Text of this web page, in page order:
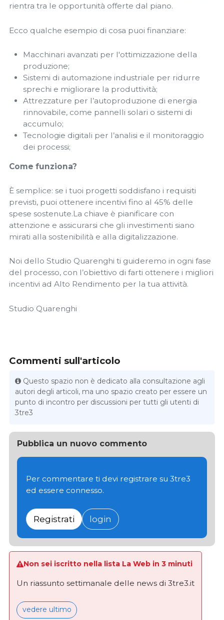
rientra tra le opportunità offerte dal piano.
Ecco qualche esempio di cosa puoi finanziare:
Macchinari avanzati per l'ottimizzazione della
produzione;
Sistemi di automazione industriale per ridurre
sprechi e migliorare la produttività;
Attrezzature per l’autoproduzione di energia
rinnovabile, come pannelli solari o sistemi di
accumulo;
Tecnologie digitali per l’analisi e il monitoraggio
dei processi;
Come funziona?
È semplice: se i tuoi progetti soddisfano i requisiti
previsti, puoi ottenere incentivi fino al 45% delle
spese sostenute.La chiave è pianificare con
attenzione e assicurarsi che gli investimenti siano
mirati alla sostenibilità e alla digitalizzazione.
Noi dello Studio Quarenghi ti guideremo in ogni fase
del processo, con l’obiettivo di farti ottenere i migliori
incentivi ad Alto Rendimento per la tua attività.
Studio Quarenghi
Commenti sull'articolo
Questo spazio non è dedicato alla consultazione agli
autori degli articoli, ma uno spazio creato per essere un
punto di incontro per discussioni per tutti gli utenti di
3tre3
Pubblica un nuovo commento
Per commentare ti devi registrare su 3tre3
ed essere connesso.
Registrati login
Non sei iscritto nella lista La Web in 3 minuti
Un riassunto settimanale delle news di 3tre3.it
vedere ultimo